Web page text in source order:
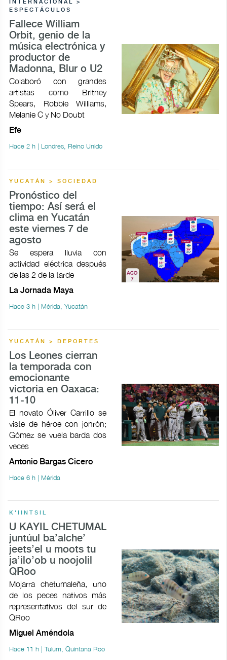
INTERNACIONAL >
ESPECTÁCULOS
Fallece William
Orbit, genio de la
música electrónica y
productor de
Madonna, Blur o U2
Colaboró con grandes
artistas como Britney
Spears, Robbie Williams,
Melanie C y No Doubt
Efe
Hace 2 h | Londres, Reino Unido
YUCATÁN > SOCIEDAD
Pronóstico del
tiempo: Así será el
clima en Yucatán
este viernes 7 de
agosto
Se espera lluvia con
actividad eléctrica después
de las 2 de la tarde
La Jornada Maya
Hace 3 h | Mérida, Yucatán
YUCATÁN > DEPORTES
Los Leones cierran
la temporada con
emocionante
victoria en Oaxaca:
11-10
El novato Óliver Carrillo se
viste de héroe con jonrón;
Gómez se vuela barda dos
veces
Antonio Bargas Cicero
Hace 6 h | Mérida
K'IINTSIL
U KAYIL CHETUMAL
juntúul ba’alche’
jeets’el u moots tu
ja’ilo’ob u noojolil
QRoo
Mojarra chetumaleña, uno
de los peces nativos más
representativos del sur de
QRoo
Miguel Améndola
Hace 11 h | Tulum, Quintana Roo